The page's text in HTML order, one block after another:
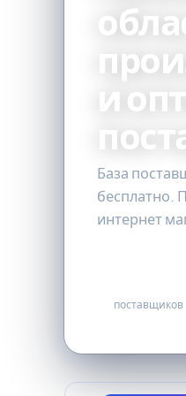
и
База
бесплатно.
интернет
поставщиков